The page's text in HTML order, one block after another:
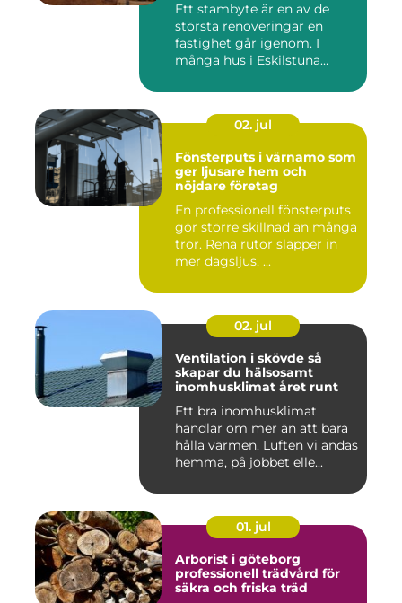
Ett stambyte är en av de
största renoveringar en
fastighet går igenom. I
många hus i Eskilstuna
02. jul
Fönsterputs i värnamo som
ger ljusare hem och
nöjdare företag
En professionell fönsterputs
gör större skillnad än många
tror. Rena rutor släpper in
mer dagsljus, ...
02. jul
Ventilation i skövde så
skapar du hälsosamt
inomhusklimat året runt
Ett bra inomhusklimat
handlar om mer än att bara
hålla värmen. Luften vi andas
hemma, på jobbet elle...
01. jul
Arborist i göteborg
professionell trädvård för
säkra och friska träd